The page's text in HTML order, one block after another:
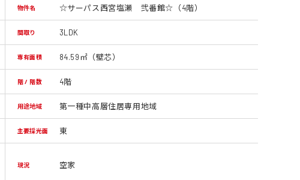
物件名 ☆サーパス西宮塩瀬 弐番館☆（4階）
間取り 3LDK
専有面積 84.59㎡（壁芯）
階 / 階数 4階
用途地域 第一種中高層住居専用地域
主要採光面 東
現況 空家